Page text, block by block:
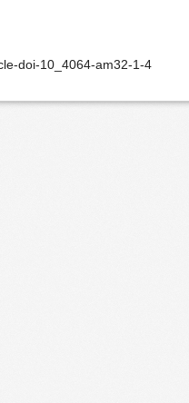
doi-10_4064-am32-1-4